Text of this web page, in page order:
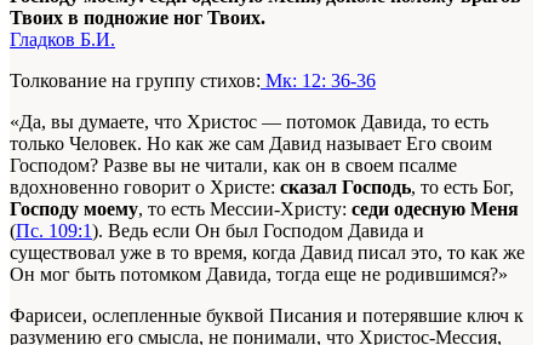
Твоих в подножие ног Твоих.
Гладков Б.И.
Толкование на группу стихов: Мк: 12: 36-36
«Да, вы думаете, что Христос — потомок Давида, то есть
только Человек. Но как же сам Давид называет Его своим
Господом? Разве вы не читали, как он в своем псалме
вдохновенно говорит о Христе: сказал Господь, то есть Бог,
Господу моему, то есть Мессии-Христу: седи одесную Меня
(Пс. 109:1). Ведь если Он был Господом Давида и
существовал уже в то время, когда Давид писал это, то как же
Он мог быть потомком Давида, тогда еще не родившимся?»
Фарисеи, ослепленные буквой Писания и потерявшие ключ к
разумению его смысла, не понимали, что Христос-Мессия,